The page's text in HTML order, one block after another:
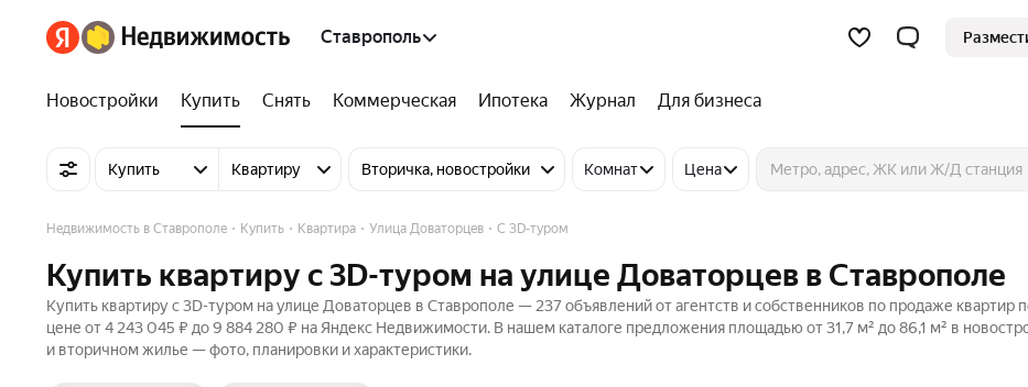
Ставрополь
Новостройки Купить Снять Коммерческая Ипотека Журнал Для бизнеса
Купить Квартиру Вторичка, новостройки Комнат Цена
Недвижимость в Ставрополе Купить Квартира Улица Доваторцев C 3D-туром
Купить квартиру c 3D-туром на улице Доваторцев в Ставрополе
Купить квартиру c 3D-туром на улице Доваторцев в Ставрополе — 237 объявлений от агентств и собственников по продаже квартир
цене от 4 243 045 ₽ до 9 884 280 ₽ на Яндекс Недвижимости. В нашем каталоге предложения площадью от 31,7 м² до 86,1 м² в
и вторичном жилье — фото, планировки и характеристики.